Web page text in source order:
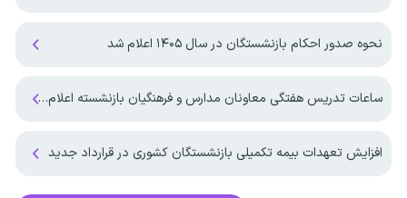
نحوه صدور احکام بازنشستگان در سال ۱۴۰۵ اعلام شد
ساعات تدریس هفتگی معاونان مدارس و فرهنگیان بازنشسته اعلام شد
افزایش تعهدات بیمه‌ تکمیلی بازنشستگان کشوری در قرارداد جدید